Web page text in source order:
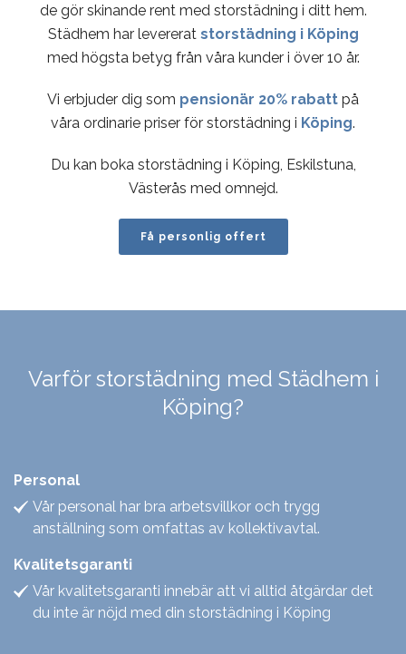
de gör skinande rent med storstädning i ditt hem.
Städhem har levererat storstädning i Köping
med högsta betyg från våra kunder i över 10 år.
Vi erbjuder dig som pensionär 20% rabatt på
våra ordinarie priser för storstädning i Köping.
Du kan boka storstädning i Köping, Eskilstuna,
Västerås med omnejd.
Få personlig offert
Varför storstädning med Städhem i
Köping?
Personal
Vår personal har bra arbetsvillkor och trygg
anställning som omfattas av kollektivavtal.
Kvalitetsgaranti
Vår kvalitetsgaranti innebär att vi alltid åtgärdar det
du inte är nöjd med din storstädning i Köping